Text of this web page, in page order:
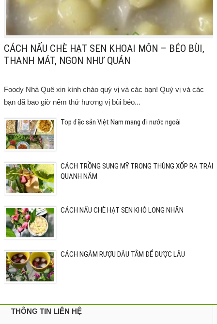
CÁCH NẤU CHÈ HẠT SEN KHOAI MÔN – BÉO BÙI,
THANH MÁT, NGON NHƯ QUÁN
Foody Nhà Quê xin kính chào quý vị và các bạn! Quý vị và các
bạn đã bao giờ nếm thử hương vị bùi béo...
Top đặc sản Việt Nam mang đi nước ngoài
CÁCH TRỒNG SUNG MỸ TRONG THÙNG XỐP RA TRÁI
QUANH NĂM
CÁCH NẤU CHÈ HẠT SEN KHÔ LONG NHÃN
CÁCH NGÂM RƯỢU DÂU TẰM ĐỂ ĐƯỢC LÂU
THÔNG TIN LIÊN HỆ